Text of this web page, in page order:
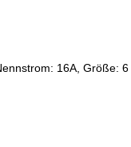
16A, Größe: